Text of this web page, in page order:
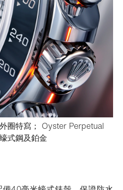
圈特寫； Oyster Perpetual
式鋼及鉑金